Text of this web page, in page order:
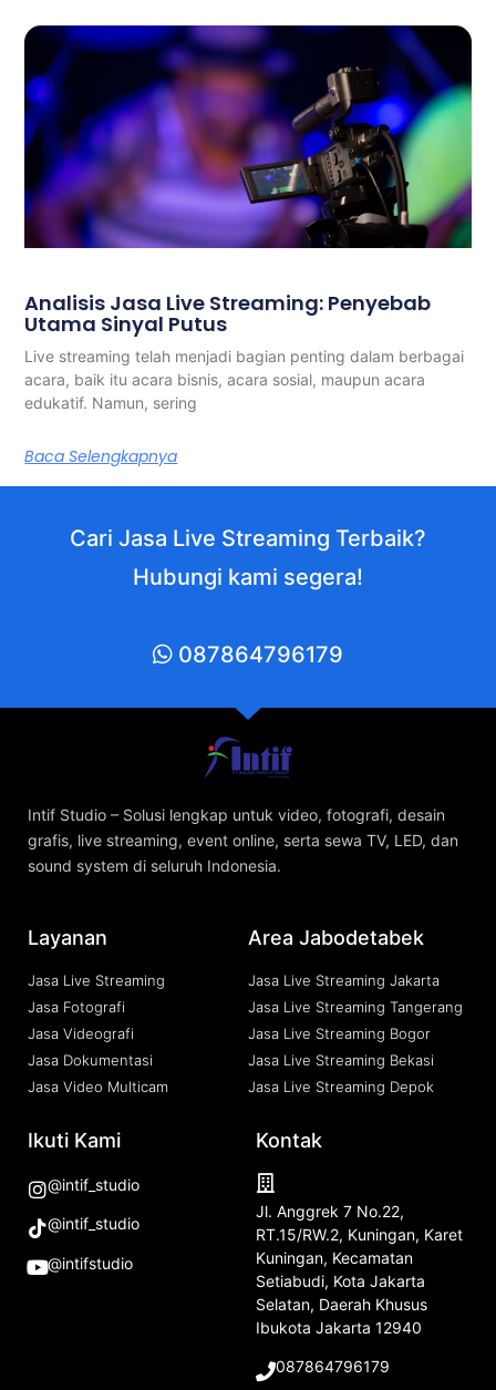
Analisis Jasa Live Streaming: Penyebab
Utama Sinyal Putus
Live streaming telah menjadi bagian penting dalam berbagai
acara, baik itu acara bisnis, acara sosial, maupun acara
edukatif. Namun, sering
Baca Selengkapnya
Cari Jasa Live Streaming Terbaik?
Hubungi kami segera!
087864796179
Intif Studio – Solusi lengkap untuk video, fotografi, desain
grafis, live streaming, event online, serta sewa TV, LED, dan
sound system di seluruh Indonesia.
Layanan
Jasa Live Streaming
Jasa Fotografi
Jasa Videografi
Jasa Dokumentasi
Jasa Video Multicam
Area Jabodetabek
Jasa Live Streaming Jakarta
Jasa Live Streaming Tangerang
Jasa Live Streaming Bogor
Jasa Live Streaming Bekasi
Jasa Live Streaming Depok
Ikuti Kami
@intif_studio
@intif_studio
@intifstudio
Kontak
Jl. Anggrek 7 No.22,
RT.15/RW.2, Kuningan, Karet
Kuningan, Kecamatan
Setiabudi, Kota Jakarta
Selatan, Daerah Khusus
Ibukota Jakarta 12940
087864796179